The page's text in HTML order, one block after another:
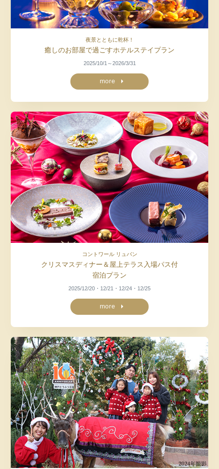
夜景とともに乾杯！
癒しのお部屋で過ごすホテルステイプラン
2025/10/1～2026/3/31
more
コントワール リュバン
クリスマスディナー＆屋上テラス入場パス付
宿泊プラン
2025/12/20・12/21・12/24・12/25
more